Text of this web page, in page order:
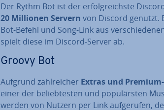
Der Rythm Bot ist der er­folg­reichs­te
20 Millionen Servern von Discord genutzt.
Bot-Befehl und Song-Link aus
spielt diese im Discord-Server ab.
Groovy Bot
Aufgrund zahl­rei­cher Extras und
einer der be­lieb­tes­ten und po­pu­lärs­ten
werden von Nutzern per Link auf­ge­ru­fen,